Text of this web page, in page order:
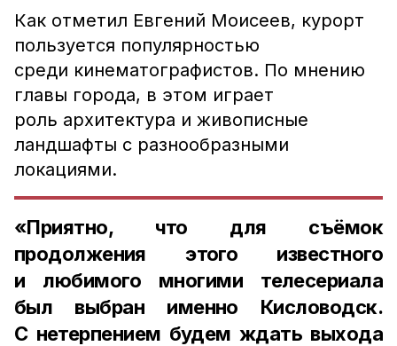
Как отметил Евгений Моисеев, курорт
пользуется популярностью
среди кинематографистов. По мнению
главы города, в этом играет
роль архитектура и живописные
ландшафты с разнообразными
локациями.
«Приятно, что для съёмок
продолжения этого известного
и любимого многими телесериала
был выбран именно Кисловодск.
С нетерпением будем ждать выхода